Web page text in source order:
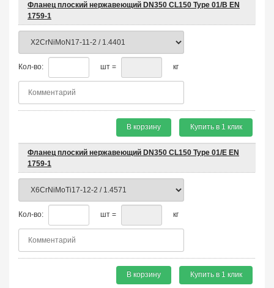
Фланец плоский нержавеющий DN350 CL150 Type 01/B EN
1759-1
Кол-во: шт = кг
В корзину Купить в 1 клик
Фланец плоский нержавеющий DN350 CL150 Type 01/E EN
1759-1
Кол-во: шт = кг
В корзину Купить в 1 клик